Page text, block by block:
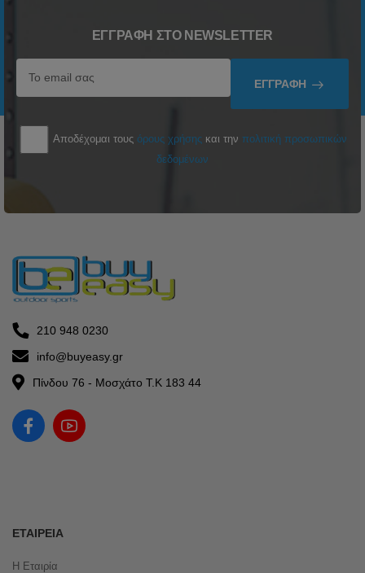
ΕΓΓΡΑΦΉ ΣΤΟ NEWSLETTER
ΕΓΓΡΑΦΉ
Αποδέχομαι τους όρους χρήσης και την πολιτική προσωπικών
δεδομένων
210 948 0230
info@buyeasy.gr
Πίνδου 76 - Μοσχάτο Τ.Κ 183 44
ΕΤΑΙΡΕΊΑ
Η Εταιρία